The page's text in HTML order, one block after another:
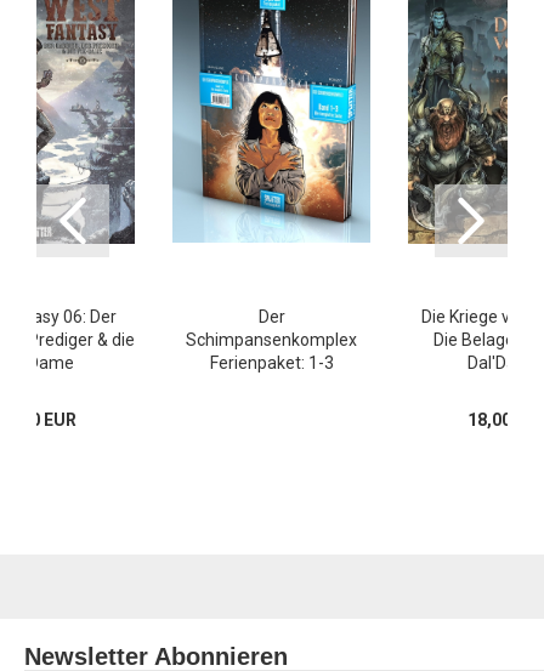
06: Der
Prediger & die
Dame
EUR
Der
Schimpansenkomplex
Ferienpaket: 1-3
Die Kriege von
Die
18,00
Newsletter Abonnieren